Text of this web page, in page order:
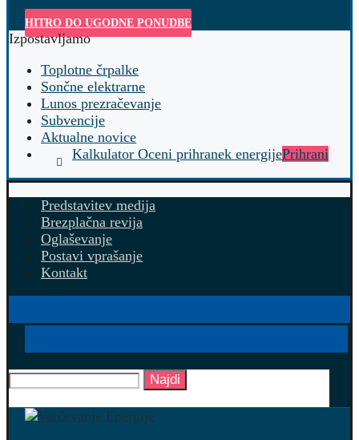
HITRO DO UGODNE PONUDBE
Izpostavljamo
Toplotne črpalke
Sončne elektrarne
Lunos prezračevanje
Subvencije
Aktualne novice
Kalkulator Oceni prihranek energijePrihrani
Predstavitev medija
Brezplačna revija
Oglaševanje
Postavi vprašanje
Kontakt
Najdi